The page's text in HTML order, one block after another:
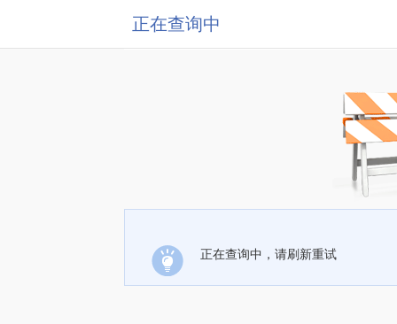
正在查询中
正在查询中，请刷新重试